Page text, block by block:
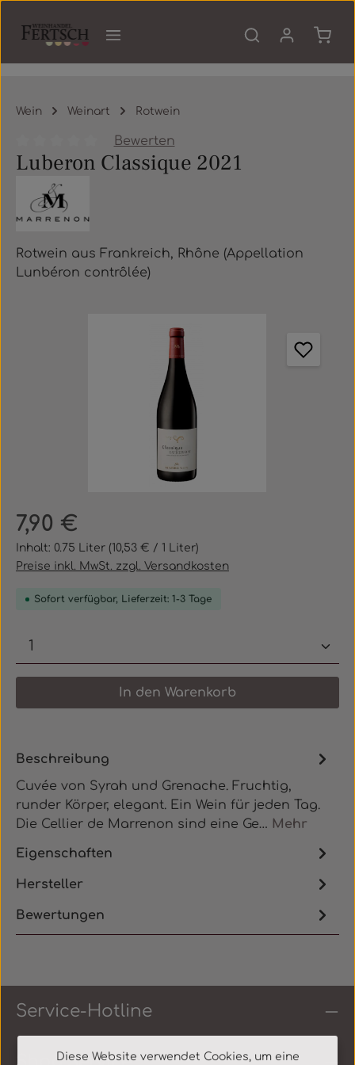
Wein Weinart Rotwein
Durchschnittliche Bewertung von 0 von 5 Sternen
Bewerten
Luberon Classique 2021
Rotwein aus Frankreich, Rhône (Appellation
Lunbéron contrôlée)
Regulärer Preis:
7,90 €
Inhalt: 0.75 Liter (10,53 € / 1 Liter)
Preise inkl. MwSt. zzgl. Versandkosten
Sofort verfügbar, Lieferzeit: 1-3 Tage
Produkt Anzahl: Gib den
In den Warenkorb
Beschreibung
Cuvée von Syrah und Grenache. Fruchtig,
runder Körper, elegant. Ein Wein für jeden Tag.
Die Cellier de Marrenon sind eine Ge… Mehr
Eigenschaften
Hersteller
Bewertungen
Service-Hotline
Diese Website verwendet Cookies, um eine